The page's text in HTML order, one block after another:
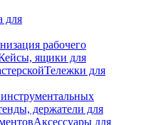
для
рабочего
ящики для
Тележки для
держатели для
Аксессуары для